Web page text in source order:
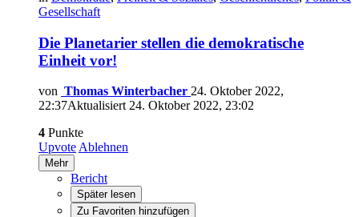
Gesellschaft
Die Planetarier stellen die demokratische
Einheit vor!
von Thomas Winterbacher 24. Oktober 2022,
22:37Aktualisiert 24. Oktober 2022, 23:02
4 Punkte
Upvote Ablehnen
Mehr
Bericht
Später lesen
Zu Favoriten hinzufügen